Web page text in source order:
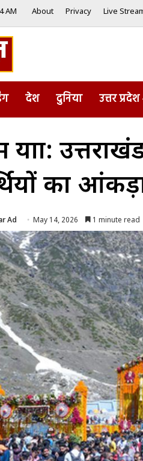
AM About Privacy Live
देश दुनिया उत्तर प्रदेश
यात्रा:
का
Ad May 14, 2026 1 minute read